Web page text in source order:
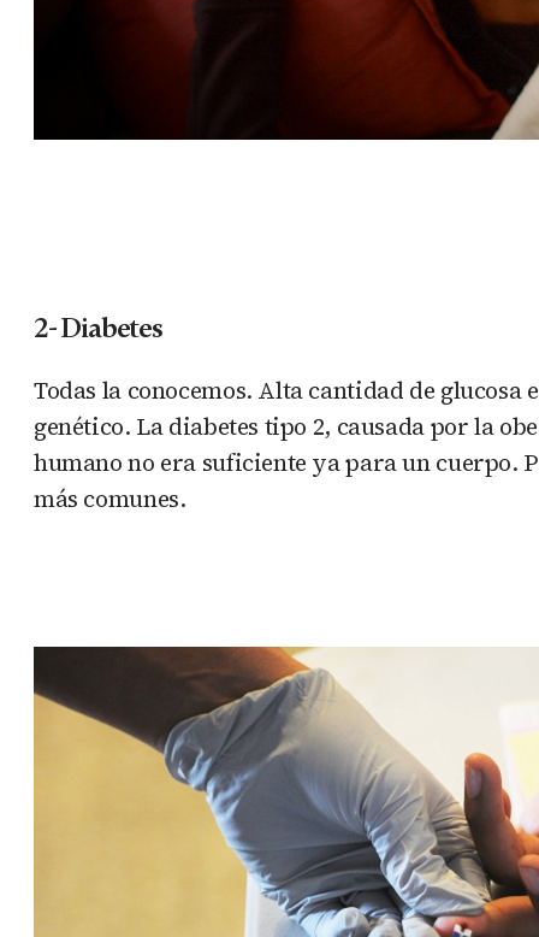
2- Diabetes
Todas la conocemos. Alta cantidad de
genético. La diabetes tipo 2, causada por la
humano no era suficiente ya para un cuerpo.
más comunes.